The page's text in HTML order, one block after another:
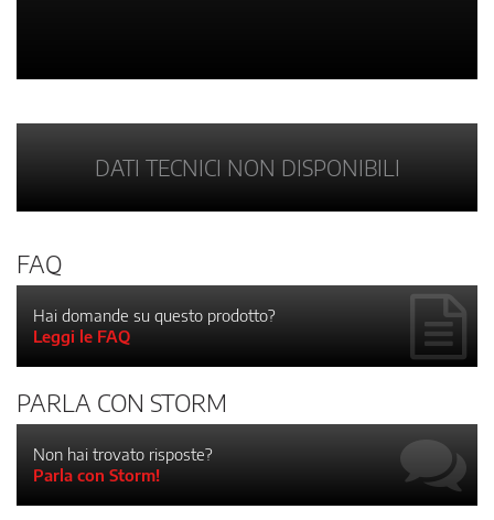
DATI TECNICI NON DISPONIBILI
FAQ
Hai domande su questo prodotto?
Leggi le FAQ
PARLA CON STORM
Non hai trovato risposte?
Parla con Storm!